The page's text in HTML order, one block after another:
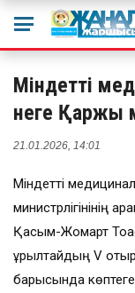
Міндетті
неге Қаржы
21.01.2026, 14:01
Міндетті
министрлігінінің
Қасым-Жомарт
құрылтайдың V
барысында